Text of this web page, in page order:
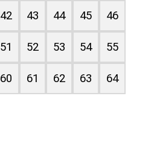
42 43 44 45 46
51 52 53 54 55
60 61 62 63 64